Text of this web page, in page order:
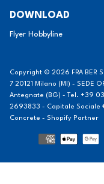
DOWNLOAD
Flyer Hobbyline
Copyright © 2026 FRA BER
7 20121 Milano (MI) - SEDE
Antegnate (BG) - Tel. +39
2693833 - Capitale Sociale
Concrete - Shopify Partner
Modalità